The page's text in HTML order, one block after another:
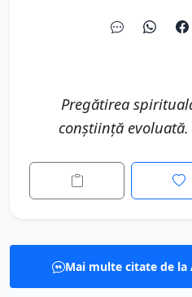
Pregătirea
conștiință
Mai multe citate de